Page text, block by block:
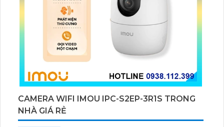
CAMERA WIFI IMOU IPC-S2EP-3R1S TRONG
NHÀ GIÁ RẺ